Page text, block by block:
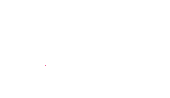
Créer une alerte